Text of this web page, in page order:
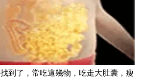
到了，常吃這幾物，吃走大肚囊，瘦